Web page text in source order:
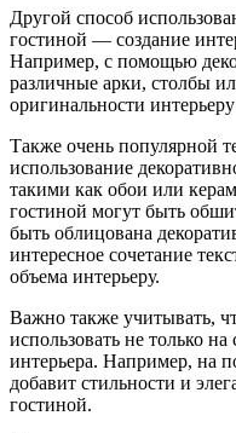
Другой способ
гостиной — создание
Например, с помощью
различные арки, столбы
оригинальности
Также очень популярной
использование
такими как обои или
гостиной могут быть
быть облицована
интересное сочетание
объема интерьеру.
Важно также учитывать,
использовать не только
интерьера. Например, на
добавит стильности и
гостиной.